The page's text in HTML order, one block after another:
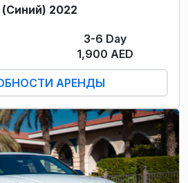
2022
3-6 Day
1,900 AED
АРЕНДЫ